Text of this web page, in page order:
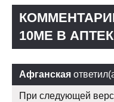
10ME В
Афганская
При следующей